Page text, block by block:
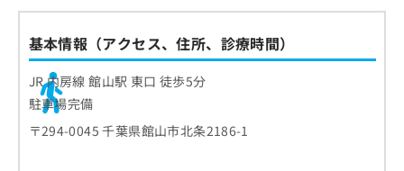
基本情報（アクセス、住所、診療時間）
JR 内房線 館山駅 東口 徒歩5分
駐車場完備
〒294-0045 千葉県館山市北条2186-1